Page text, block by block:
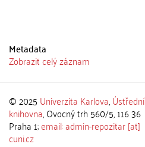
Metadata
Zobrazit celý záznam
© 2025 Univerzita Karlova,Ústřední
knihovna, Ovocný trh 560/5, 116 36
Praha 1;email: admin-repozitar [at]
cuni.cz